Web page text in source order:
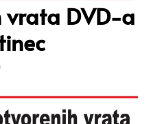
vrata DVD-a